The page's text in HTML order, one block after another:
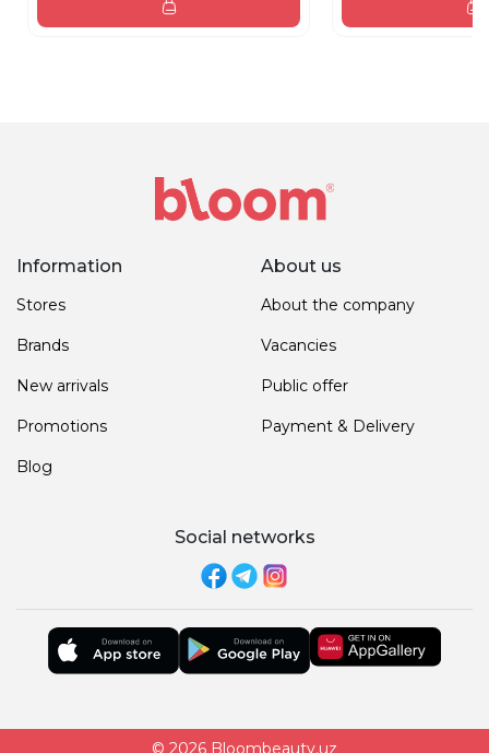
Information
Stores
Brands
New arrivals
Promotions
Blog
About us
About the company
Vacancies
Public offer
Payment & Delivery
Social networks
© 2026 Bloombeauty.uz